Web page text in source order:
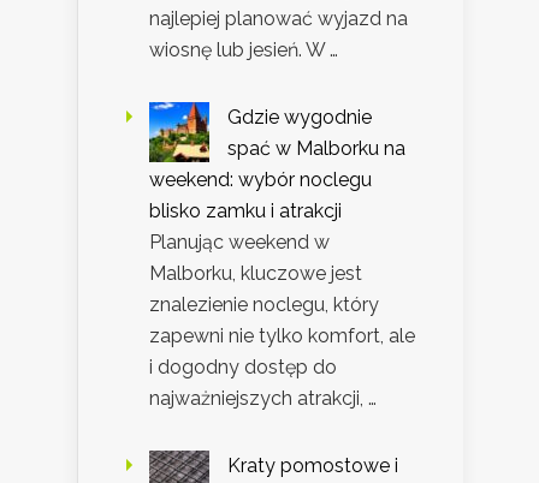
najlepiej planować wyjazd na
wiosnę lub jesień. W …
Gdzie wygodnie
spać w Malborku na
weekend: wybór noclegu
blisko zamku i atrakcji
Planując weekend w
Malborku, kluczowe jest
znalezienie noclegu, który
zapewni nie tylko komfort, ale
i dogodny dostęp do
najważniejszych atrakcji, …
Kraty pomostowe i